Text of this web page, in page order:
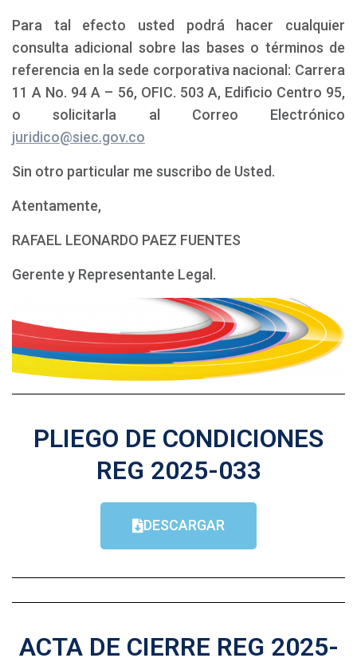
Para tal efecto usted podrá hacer cualquier
consulta adicional sobre las bases o términos de
referencia en la sede corporativa nacional: Carrera
11 A No. 94 A – 56, OFIC. 503 A, Edificio Centro 95,
o solicitarla al Correo Electrónico
juridico@siec.gov.co
Sin otro particular me suscribo de Usted.
Atentamente,
RAFAEL LEONARDO PAEZ FUENTES
Gerente y Representante Legal.
PLIEGO DE CONDICIONES
REG 2025-033
DESCARGAR
ACTA DE CIERRE REG 2025-